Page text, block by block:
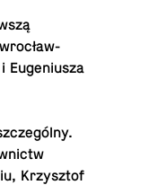
Eu­ge­niu­sza
Krzysz­tof